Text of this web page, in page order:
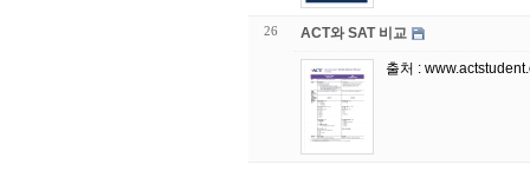
26 ACT와 SAT 비교
출처 :